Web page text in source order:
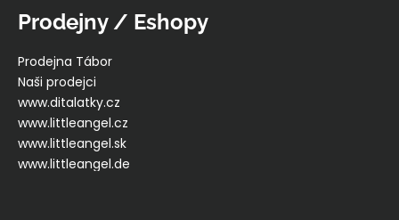
Prodejny / Eshopy
Prodejna Tábor
Naši prodejci
www.ditalatky.cz
www.littleangel.cz
www.littleangel.sk
www.littleangel.de